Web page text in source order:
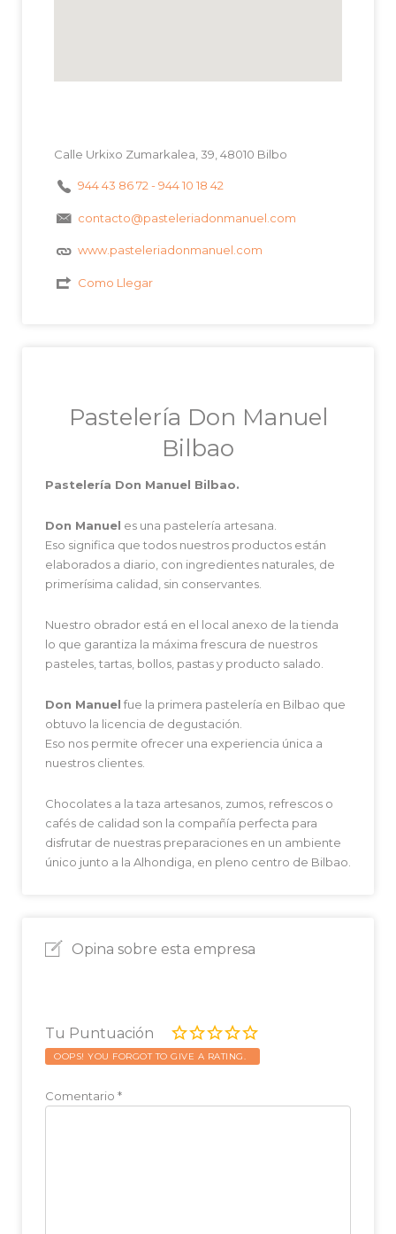
Calle Urkixo Zumarkalea, 39, 48010 Bilbo
944 43 86 72 - 944 10 18 42
contacto@pasteleriadonmanuel.com
www.pasteleriadonmanuel.com
Como Llegar
Pastelería Don Manuel
Bilbao
Pastelería Don Manuel Bilbao.
Don Manuel es una pastelería artesana.
Eso significa que todos nuestros productos están
elaborados a diario, con ingredientes naturales, de
primerísima calidad, sin conservantes.
Nuestro obrador está en el local anexo de la tienda
lo que garantiza la máxima frescura de nuestros
pasteles, tartas, bollos, pastas y producto salado.
Don Manuel fue la primera pastelería en Bilbao que
obtuvo la licencia de degustación.
Eso nos permite ofrecer una experiencia única a
nuestros clientes.
Chocolates a la taza artesanos, zumos, refrescos o
cafés de calidad son la compañía perfecta para
disfrutar de nuestras preparaciones en un ambiente
único junto a la Alhondiga, en pleno centro de Bilbao.
Opina sobre esta empresa
Tu Puntuación
OOPS! YOU FORGOT TO GIVE A RATING.
Comentario *